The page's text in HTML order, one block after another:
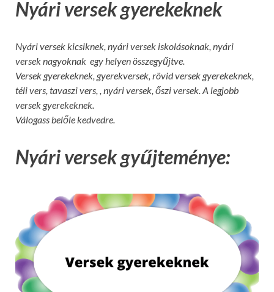
Nyári versek gyerekeknek
Nyári versek kicsiknek, nyári versek iskolásoknak, nyári
versek nagyoknak egy helyen összegyűjtve.
Versek gyerekeknek, gyerekversek, rövid versek gyerekeknek,
téli vers, tavaszi vers, , nyári versek, őszi versek. A legjobb
versek gyerekeknek.
Válogass belőle kedvedre.
Nyári versek gyűjteménye: